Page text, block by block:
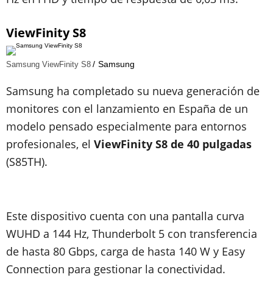
ViewFinity S8
Samsung ViewFinity S8 Samsung
Samsung ha completado su nueva generación de
monitores con el lanzamiento en España de un
modelo pensado especialmente para entornos
profesionales, el ViewFinity S8 de 40 pulgadas
(S85TH).
Este dispositivo cuenta con una pantalla curva
WUHD a 144 Hz, Thunderbolt 5 con transferencia
de hasta 80 Gbps, carga de hasta 140 W y Easy
Connection para gestionar la conectividad.